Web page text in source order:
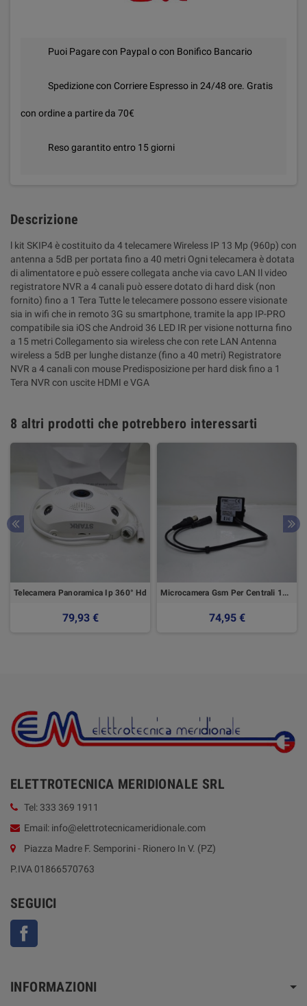
Puoi Pagare con Paypal o con Bonifico Bancario
Spedizione con Corriere Espresso in 24/48 ore. Gratis
con ordine a partire da 70€
Reso garantito entro 15 giorni
Descrizione
l kit SKIP4 è costituito da 4 telecamere Wireless IP 13 Mp (960p) con
antenna a 5dB per portata fino a 40 metri Ogni telecamera è dotata
di alimentatore e può essere collegata anche via cavo LAN Il video
registratore NVR a 4 canali può essere dotato di hard disk (non
fornito) fino a 1 Tera Tutte le telecamere possono essere visionate
sia in wifi che in remoto 3G su smartphone, tramite la app IP-PRO
compatibile sia iOS che Android 36 LED IR per visione notturna fino
a 15 metri Collegamento sia wireless che con rete LAN Antenna
wireless a 5dB per lunghe distanze (fino a 40 metri) Registratore
NVR a 4 canali con mouse Predisposizione per hard disk fino a 1
Tera NVR con uscite HDMI e VGA
8 altri prodotti che potrebbero interessarti
Telecamera Panoramica Ip 360° Hd
79,93 €
Microcamera Gsm Per Centrali 1061 - Urmet
74,95 €
ELETTROTECNICA MERIDIONALE SRL
Tel: 333 369 1911
Email: info@elettrotecnicameridionale.com
Piazza Madre F. Semporini - Rionero In V. (PZ)
P.IVA 01866570763
SEGUICI
INFORMAZIONI